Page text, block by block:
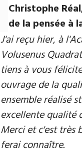
Christophe
de la pensée à
J'ai reçu hier, à
Volusenus
tiens à vous
ouvrage de la
ensemble réalisé
excellente qualité
Merci et c'est très
ferai connaître.